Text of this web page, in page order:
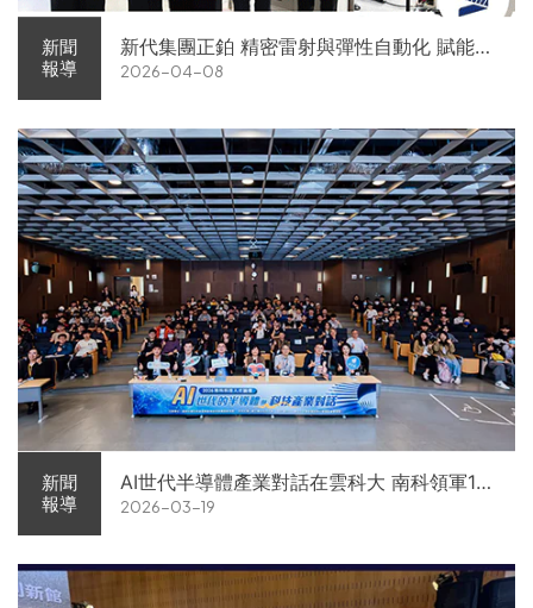
新聞
報導
新代集團正鉑 精密雷射與彈性自動化 賦能智
慧智造解方電子展亮相
2026-04-08
新聞
報導
AI世代半導體產業對話在雲科大 南科領軍11
家企業前進校園徵才
2026-03-19